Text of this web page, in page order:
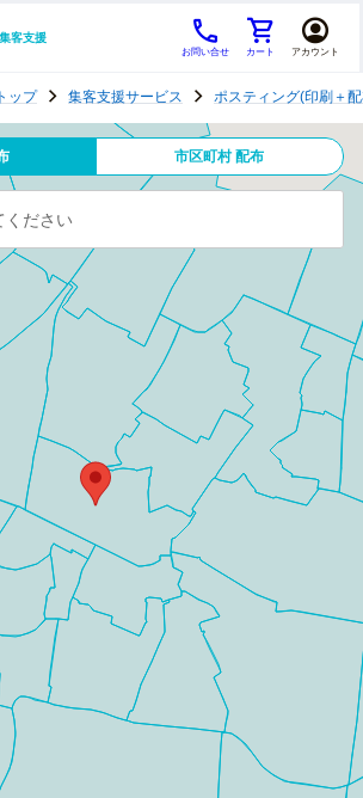
集客支援
お問い合せ カート アカウント
ップ 集客支援サービス ポスティング(印刷＋
市区町村 配布
ください